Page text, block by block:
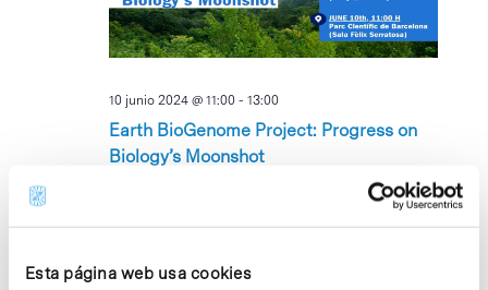
Esta página web usa cookies
Earth BioGenome Project: Progress on
Biology’s Moonshot
10 junio 2024 @ 11:00 -13:00
C/ Baldiri Reixac
MAR